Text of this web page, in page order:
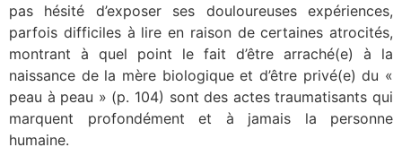
pas hésité d’exposer ses douloureuses expériences,
parfois difficiles à lire en raison de certaines atrocités,
montrant à quel point le fait d’être arraché(e) à la
naissance de la mère biologique et d’être privé(e) du «
peau à peau » (p. 104) sont des actes traumatisants qui
marquent profondément et à jamais la personne
humaine.